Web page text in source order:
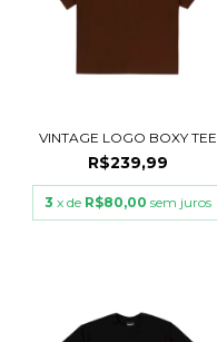
VINTAGE LOGO BOXY TEE
R$239,99
3 x de R$80,00 sem juros